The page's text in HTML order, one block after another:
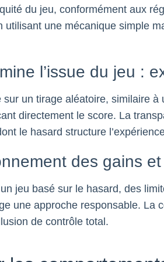
du jeu, conformément aux
une mécanique simple
l’issue du jeu :
un tirage aléatoire, similaire
directement le score. La
le hasard structure
des gains
jeu basé sur le hasard, des
une approche responsable. La
de contrôle total.